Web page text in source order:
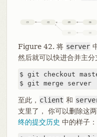
Figure 42. 将 server
然后就可以快进合并主分
$ git checkout
$ git merge server
至此， client 和
支里了， 你可以删除这
终的提交历史 中的样子：